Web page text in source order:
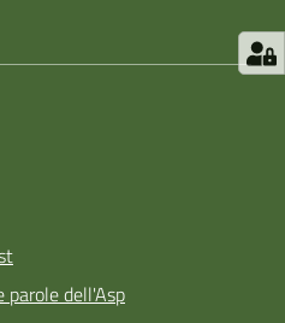
parole dell'Asp